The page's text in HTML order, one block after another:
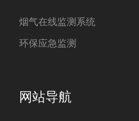
烟气在线监测系统
环保应急监测
网站导航